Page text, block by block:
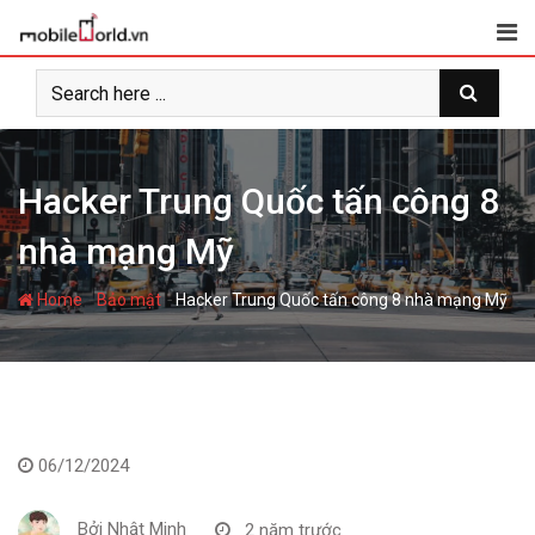
t
o
c
o
n
t
e
n
t
Hacker Trung Quốc tấn công 8
nhà mạng Mỹ
Home-Bảo mật-Hacker Trung Quốc tấn công 8 nhà mạng Mỹ
06/12/2024
Bởi Nhật Minh 2 năm trước